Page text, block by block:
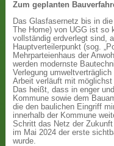
Zum geplanten
Das Glasfasernetz bis in
The Home) von UGG ist so
vollständig erdverlegt sind,
Hauptverteilerpunkt (sog.
Mehrparteienhaus der
werden modernste
Verlegung
Arbeit verläuft mit möglichst
Das heißt, dass in enger
Kommune sowie dem
die den baulichen Eingriff
innerhalb der Kommune
Schritt das Netz der
im Mai 2024 der erste
wurde.